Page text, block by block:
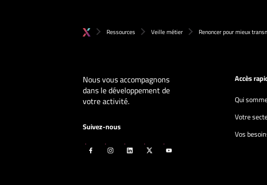
Ressources Veille métier Renoncer pour mieux
Nous vous accompagnons
dans le développement de
votre activité.
Suivez-nous
Accès
Qui
Votre
Vos